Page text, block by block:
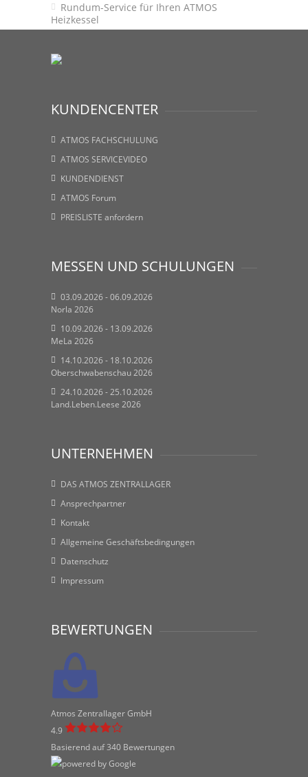
Rundum-Service für Ihren ATMOS
Heizkessel
KUNDENCENTER
ATMOS FACHSCHULUNG
ATMOS SERVICEVIDEO
KUNDENDIENST
ATMOS Forum
PREISLISTE anfordern
MESSEN UND SCHULUNGEN
03.09.2026 - 06.09.2026
Norla 2026
10.09.2026 - 13.09.2026
MeLa 2026
14.10.2026 - 18.10.2026
Oberschwabenschau 2026
24.10.2026 - 25.10.2026
Land.Leben.Leese 2026
UNTERNEHMEN
DAS ATMOS ZENTRALLAGER
Ansprechpartner
Kontakt
Allgemeine Geschäftsbedingungen
Datenschutz
Impressum
BEWERTUNGEN
Atmos Zentrallager GmbH
4.9
Basierend auf 340 Bewertungen